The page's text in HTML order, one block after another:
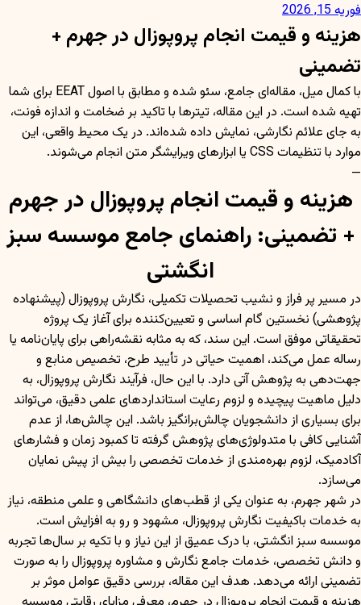
فوریه 15, 2026
هزینه و قیمت انجام پروپوزال در جهرم +
تضمینی
با کمال میل، مقاله‌ای جامع، سئو شده و مطابق با اصول EEAT برای شما
تهیه شده است. در این مقاله، تیترها با تاکید بر ضخامت و اندازه فونت،
به جای علائم نگارشی، نمایش داده شده‌اند. در یک محیط واقعی، این
موارد با تنظیمات CSS یا ابزارهای ویرایشگر متن انجام می‌شوند.
—
هزینه و قیمت انجام پروپوزال در جهرم
+ تضمینی: راهنمای جامع موسسه سبز
انگشتی
در مسیر پر فراز و نشیب تحصیلات تکمیلی، نگارش پروپوزال (پیشنهاده
پژوهشی) نخستین گام اساسی و تعیین‌کننده برای آغاز یک پروژه
تحقیقاتی موفق است. این سند، که به مثابه نقشه‌راهی برای پایان‌نامه یا
رساله عمل می‌کند، اهمیت حیاتی در تأیید طرح، تخصیص منابع و
جهت‌دهی به پژوهش آتی دارد. با این حال، فرآیند نگارش پروپوزال، به
دلیل ماهیت پیچیده و لزوم رعایت استانداردهای علمی دقیق، می‌تواند
برای بسیاری از دانشجویان چالش‌برانگیز باشد. این چالش‌ها، از عدم
آشنایی کافی با متدولوژی‌های پژوهش گرفته تا کمبود زمان و فشارهای
آکادمیک، لزوم بهره‌مندی از خدمات تخصصی را بیش از پیش نمایان
می‌سازد.
در شهر جهرم، به عنوان یکی از قطب‌های دانشگاهی و علمی منطقه، نیاز
به خدمات باکیفیت نگارش پروپوزال، مشهود و رو به افزایش است.
موسسه سبز انگشتی، با درک عمیق از این نیاز و با تکیه بر سال‌ها تجربه
و دانش تخصصی، خدمات جامع نگارش و مشاوره پروپوزال را به صورت
تضمینی ارائه می‌دهد. هدف این مقاله، بررسی دقیق عوامل موثر بر